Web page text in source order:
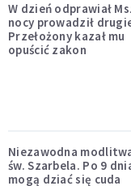
W dzień odprawiał
nocy prowadził
Przełożony kazał mu
opuścić zakon
Niezawodna
św. Szarbela. Po 9
mogą dziać się cuda